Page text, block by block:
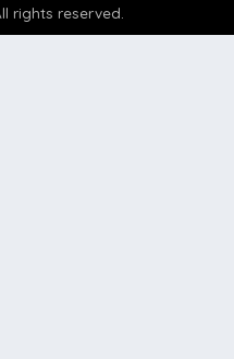
rights reserved.